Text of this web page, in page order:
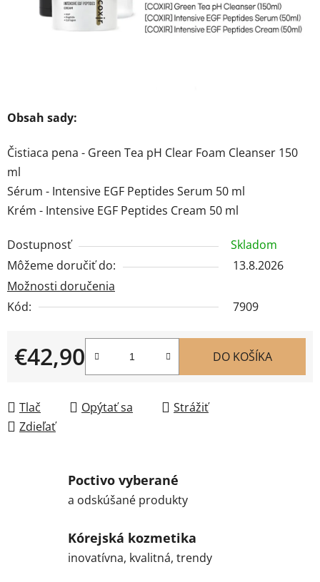
Obsah sady:
Čistiaca pena - Green Tea pH Clear Foam Cleanser 150
ml
Sérum - Intensive EGF Peptides Serum 50 ml
Krém - Intensive EGF Peptides Cream 50 ml
Dostupnosť
Skladom
Môžeme doručiť do:
13.8.2026
Možnosti doručenia
Kód:
7909
€42,90
Jednotková cena:
DO KOŠÍKA
Tlač Opýtať sa
Strážiť
Zdieľať
Poctivo vyberané
a odskúšané produkty
Kórejská kozmetika
inovatívna, kvalitná, trendy